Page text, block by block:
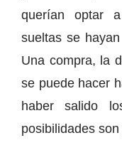
querían optar
sueltas se
Una compra, la
se puede hacer
haber salido
posibilidades